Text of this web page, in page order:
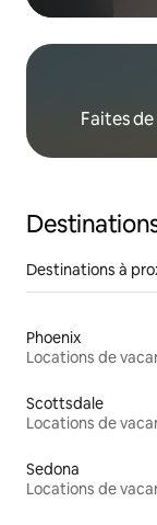
Faites
Destinations à
Phoenix
Locations de
Scottsdale
Locations de
Sedona
Locations de